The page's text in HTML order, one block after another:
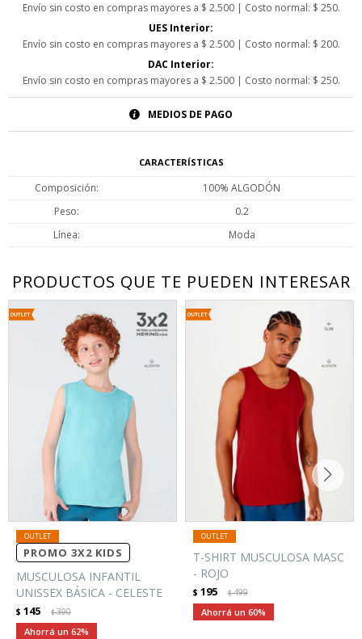
Envío sin costo en compras mayores a $ 2.500 | Costo normal: $ 250.
UES Interior:
Envío sin costo en compras mayores a $ 2.500 | Costo normal: $ 200.
DAC Interior:
Envío sin costo en compras mayores a $ 2.500 | Costo normal: $ 250.
MEDIOS DE PAGO
CARACTERÍSTICAS
Composición
100% ALGODÓN
Peso
0.2
Línea
Moda
PRODUCTOS QUE TE PUEDEN INTERESAR
PROMO 3X2 KIDS
MUSCULOSA INFANTIL
UNISSEX BÁSICA - CELESTE
$ 145 $390
62
T-SHIRT MUSCULOSA MASC
- ROJO
$ 195 $499
60